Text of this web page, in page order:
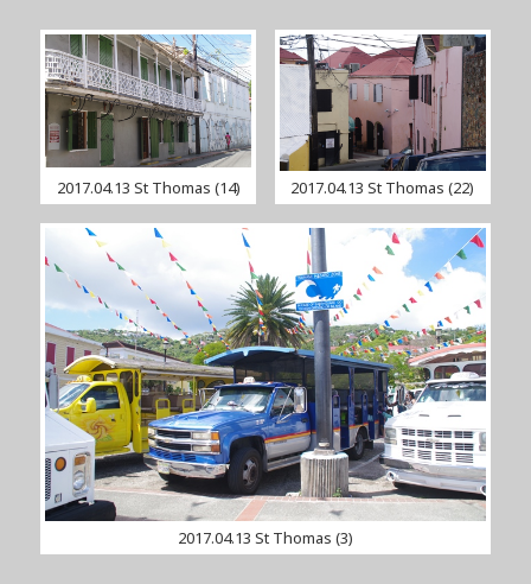
2017.04.13 St Thomas (14) 2017.04.13 St Thomas (22)
2017.04.13 St Thomas (3)